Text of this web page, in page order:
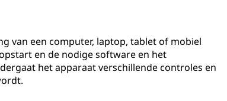
van een computer, laptop, tablet of mobiel
en de nodige software en het
het apparaat verschillende controles en